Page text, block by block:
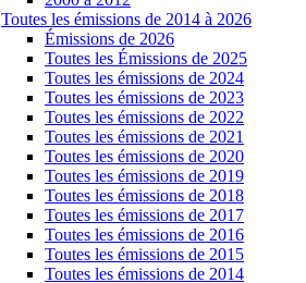
Toutes les émissions de 2014 à 2026
Émissions de 2026
Toutes les Émissions de 2025
Toutes les émissions de 2024
Toutes les émissions de 2023
Toutes les émissions de 2022
Toutes les émissions de 2021
Toutes les émissions de 2020
Toutes les émissions de 2019
Toutes les émissions de 2018
Toutes les émissions de 2017
Toutes les émissions de 2016
Toutes les émissions de 2015
Toutes les émissions de 2014